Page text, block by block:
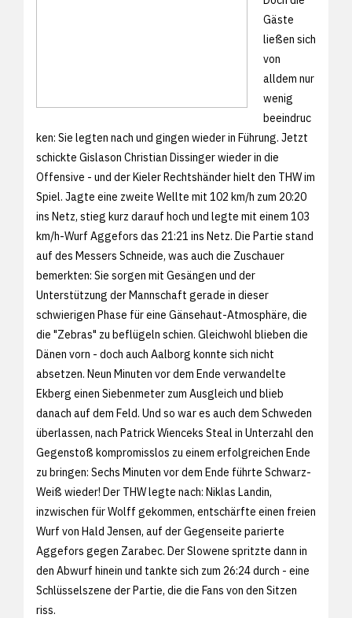
Gäste
ließen sich
von
alldem nur
wenig
beeindruc
ken: Sie legten nach und gingen wieder in Führung. Jetzt
schickte Gislason Christian Dissinger wieder in die
Offensive - und der Kieler Rechtshänder hielt den THW im
Spiel. Jagte eine zweite Wellte mit 102 km/h zum 20:20
ins Netz, stieg kurz darauf hoch und legte mit einem 103
km/h-Wurf Aggefors das 21:21 ins Netz. Die Partie stand
auf des Messers Schneide, was auch die Zuschauer
bemerkten: Sie sorgen mit Gesängen und der
Unterstützung der Mannschaft gerade in dieser
schwierigen Phase für eine Gänsehaut-Atmosphäre, die
die "Zebras" zu beflügeln schien. Gleichwohl blieben die
Dänen vorn - doch auch Aalborg konnte sich nicht
absetzen. Neun Minuten vor dem Ende verwandelte
Ekberg einen Siebenmeter zum Ausgleich und blieb
danach auf dem Feld. Und so war es auch dem Schweden
überlassen, nach Patrick Wienceks Steal in Unterzahl den
Gegenstoß kompromisslos zu einem erfolgreichen Ende
zu bringen: Sechs Minuten vor dem Ende führte Schwarz-
Weiß wieder! Der THW legte nach: Niklas Landin,
inzwischen für Wolff gekommen, entschärfte einen freien
Wurf von Hald Jensen, auf der Gegenseite parierte
Aggefors gegen Zarabec. Der Slowene spritzte dann in
den Abwurf hinein und tankte sich zum 26:24 durch - eine
Schlüsselszene der Partie, die die Fans von den Sitzen
riss.